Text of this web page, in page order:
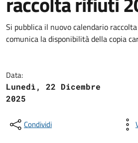
Si pubblica il nuovo calendario
comunica la disponibilità della copia
Data:
Lunedì, 22 Dicembre
2025
Condividi